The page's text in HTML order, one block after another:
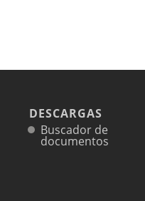
DESCARGAS
Buscador de
documentos